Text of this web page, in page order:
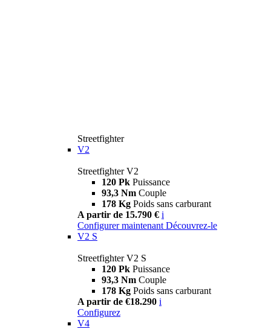
Streetfighter
V2
Streetfighter V2
120 Pk Puissance
93,3 Nm Couple
178 Kg Poids sans carburant
A partir de 15.790 € i
Configurer maintenant Découvrez-le
V2 S
Streetfighter V2 S
120 Pk Puissance
93,3 Nm Couple
178 Kg Poids sans carburant
A partir de €18.290 i
Configurez
V4